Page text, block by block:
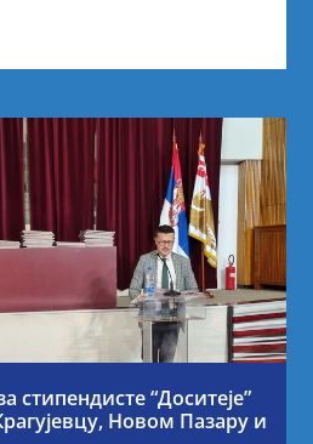
стипендисте “Доситеје”
Новом Пазару и